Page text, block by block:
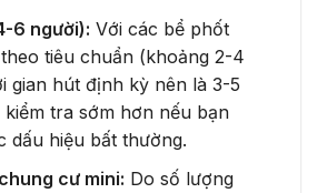
6 người): Với các bể phốt
tiêu chuẩn (khoảng 2-4
gian hút định kỳ nên là 3-5
kiểm tra sớm hơn nếu bạn
dấu hiệu bất thường.
cư mini: Do số lượng